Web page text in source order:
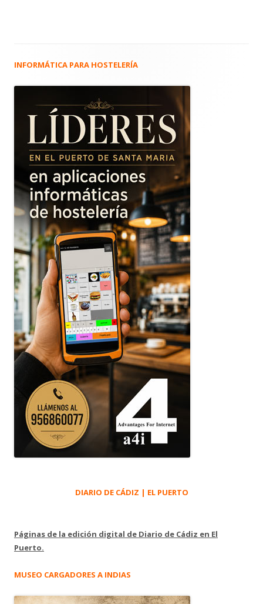
Barra
principal
INFORMÁTICA PARA HOSTELERÍA
DIARIO DE CÁDIZ | EL PUERTO
Páginas de la edición digital de Diario de Cádiz en El
Puerto.
MUSEO CARGADORES A INDIAS